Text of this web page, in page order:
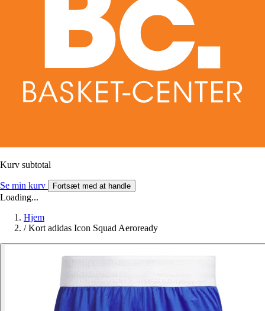
Kurv subtotal
Se min kurv Fortsæt med at handle
Loading...
Hjem
/ Kort adidas Icon Squad Aeroready